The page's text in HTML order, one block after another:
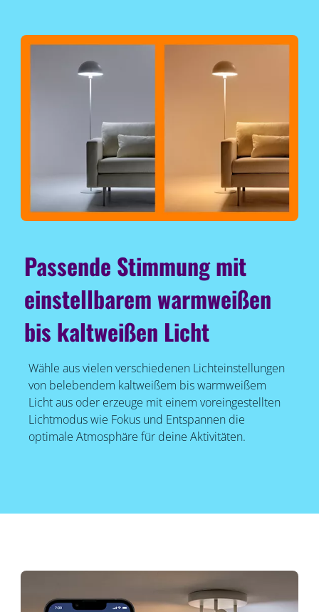
Passende Stimmung mit
einstellbarem warmweißen
bis kaltweißen Licht
Wähle aus vielen verschiedenen Lichteinstellungen
von belebendem kaltweißem bis warmweißem
Licht aus oder erzeuge mit einem voreingestellten
Lichtmodus wie Fokus und Entspannen die
optimale Atmosphäre für deine Aktivitäten.